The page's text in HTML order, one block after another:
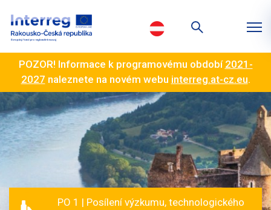
POZOR! Informace k programovému období 2021-
2027 naleznete na novém webu interreg.at-cz.eu.
PO 1 | Posílení výzkumu, technologického